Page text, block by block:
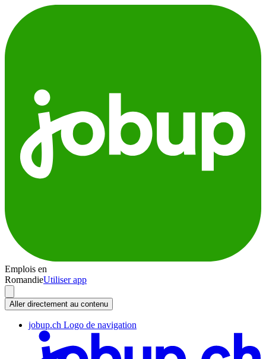
Emplois en
RomandieUtiliser app
Aller directement au contenu
jobup.ch Logo de navigation